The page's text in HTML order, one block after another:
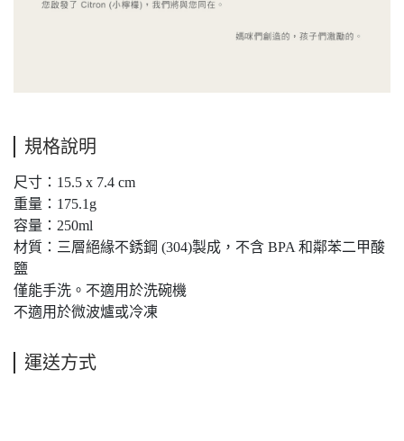
規格說明
尺寸：15.5 x 7.4 cm
重量：175.1g
容量：250ml
材質：三層絕緣不銹鋼 (304)製成，不含 BPA 和鄰苯二甲酸
鹽
僅能手洗。不適用於洗碗機
不適用於微波爐或冷凍
運送方式